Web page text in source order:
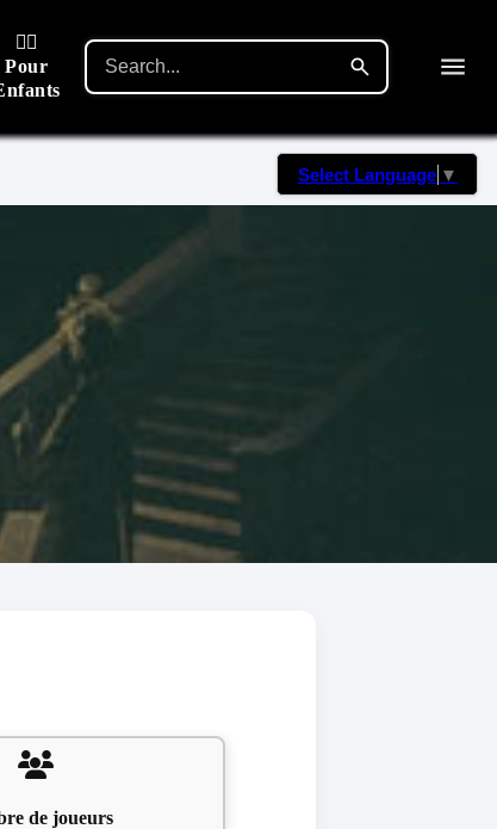
🙋‍♂️
Pour
Select Language ▼
de joueurs